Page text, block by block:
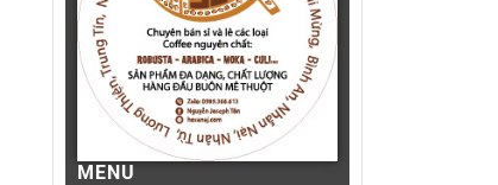
MENU